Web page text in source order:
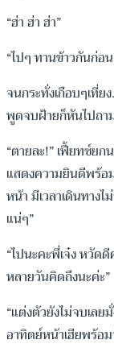
“ฮ่า ฮ่า ฮ่า”
“ไปๆ ทานข้าวกันก่อ
จนกระทั่งเกือบๆเที่
พูดจบฝ้ายก็หันไปถา
“ตายละ!” เฟี้ยทซ์ยก
แสดงความยินดีพร้
หน้า มีเวลาเดินทางไ
แน่ๆ”
“ไปนะคะพี่เจ๋ง หวัด
หลายวันคิดถึงนะค่ะ”
“แต่งตัวยังไม่จบเล
อาทิตย์หน้าเฮียพร้อ